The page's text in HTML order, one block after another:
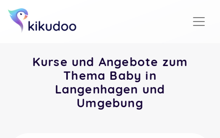
Kurse und Angebote zum
Thema Baby in
Langenhagen und
Umgebung